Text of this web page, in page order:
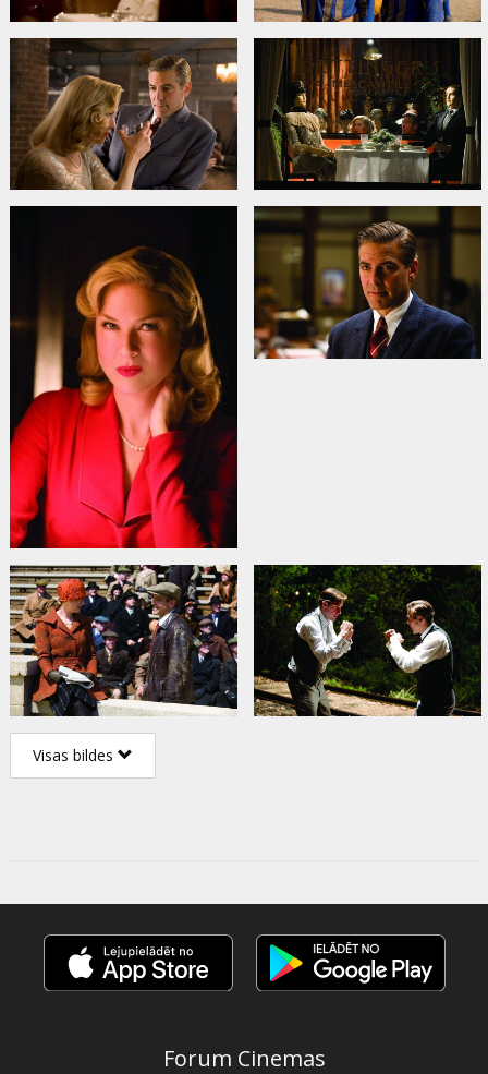
Visas bildes
Forum Cinemas